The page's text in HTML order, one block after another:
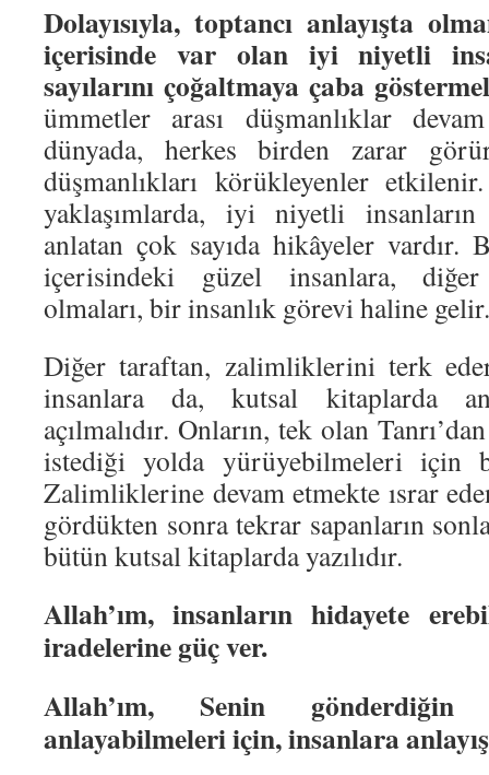
Dolayısıyla, toptancı anlayışta
içerisinde var olan iyi niyetli
sayılarını çoğaltmaya çaba
ümmetler arası düşmanlıklar
dünyada, herkes birden zarar
düşmanlıkları körükleyenler
yaklaşımlarda, iyi niyetli
anlatan çok sayıda hikâyeler vardır.
içerisindeki güzel insanlara, diğer
olmaları, bir insanlık görevi haline gelir.
Diğer taraftan, zalimliklerini terk
insanlara da, kutsal kitaplarda
açılmalıdır. Onların, tek olan
istediği yolda yürüyebilmeleri için
Zalimliklerine devam etmekte ısrar
gördükten sonra tekrar sapanların
bütün kutsal kitaplarda yazılıdır.
Allah’ım, insanların hidayete
iradelerine güç ver.
Allah’ım, Senin
anlayabilmeleri için, insanlara